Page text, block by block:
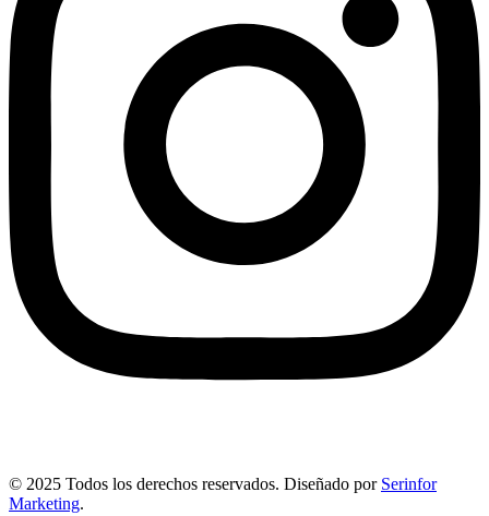
© 2025 Todos los derechos reservados. Diseñado por Serinfor
Marketing.